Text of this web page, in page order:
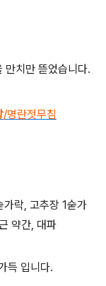
만치만 뜯었습니다.
/명란젓무침
락, 고추장 1숟가
약간, 대파
득 입니다.